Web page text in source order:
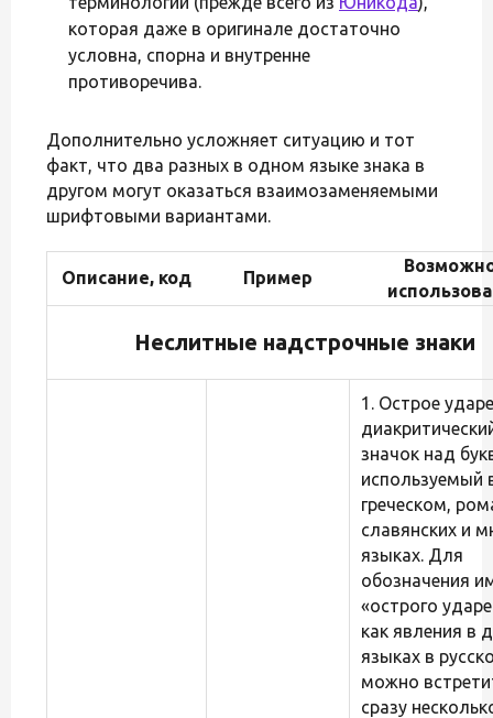
которая даже в оригинале достаточно
условна, спорна и внутренне
противоречива.
Дополнительно усложняет ситуацию и тот
факт, что два разных в одном языке знака в
другом могут оказаться взаимозаменяемыми
шрифтовыми вариантами.
Описание, код Пример
Неслитные надстрочные знаки
1. Острое
значок над
используемый
греческом,
славянских и
языках. Для
обозначения
«острого
как явления в
языках в
можно
сразу